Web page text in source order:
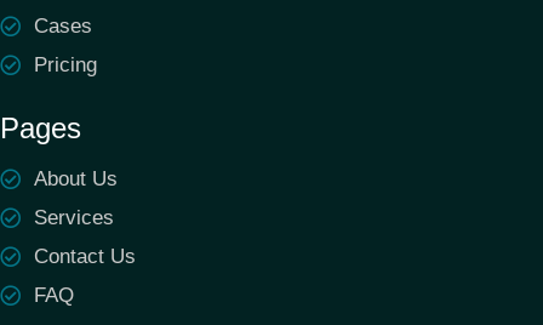
Cases
Pricing
Pages
About Us
Services
Contact Us
FAQ